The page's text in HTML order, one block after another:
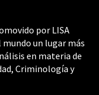
por LISA
un lugar más
en materia de
Criminología y